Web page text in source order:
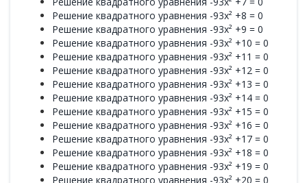
Решение квадратного уравнения -93x² +8 = 0
Решение квадратного уравнения -93x² +9 = 0
Решение квадратного уравнения -93x² +10 = 0
Решение квадратного уравнения -93x² +11 = 0
Решение квадратного уравнения -93x² +12 = 0
Решение квадратного уравнения -93x² +13 = 0
Решение квадратного уравнения -93x² +14 = 0
Решение квадратного уравнения -93x² +15 = 0
Решение квадратного уравнения -93x² +16 = 0
Решение квадратного уравнения -93x² +17 = 0
Решение квадратного уравнения -93x² +18 = 0
Решение квадратного уравнения -93x² +19 = 0
Решение квадратного уравнения -93x² +20 = 0